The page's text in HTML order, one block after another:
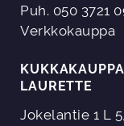
Puh. 050 3721
Verkkokauppa
LAURETTE
Jokelantie 1 L